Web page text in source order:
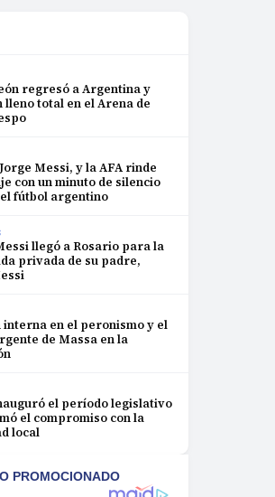
regresó a Argentina y
lleno total en el Arena de
Messi, y la AFA rinde
con un minuto de silencio
fútbol argentino
llegó a Rosario para la
privada de su padre,
interna en el peronismo y el
de Massa en la
el período legislativo
el compromiso con la
local